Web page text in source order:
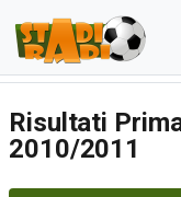
Risultati
2010/2011